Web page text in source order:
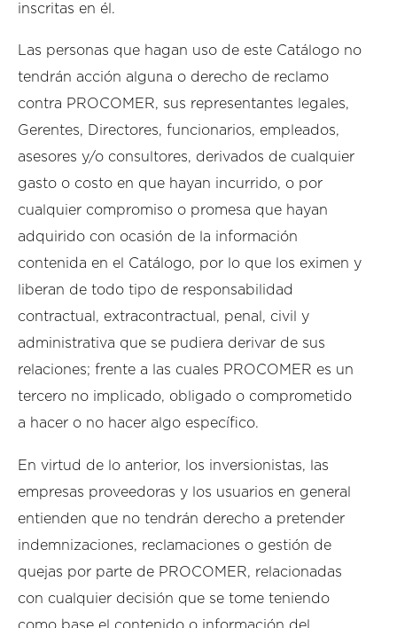
inscritas en él.
Las personas que hagan uso de este Catálogo no
tendrán acción alguna o derecho de reclamo
contra PROCOMER, sus representantes legales,
Gerentes, Directores, funcionarios, empleados,
asesores y/o consultores, derivados de cualquier
gasto o costo en que hayan incurrido, o por
cualquier compromiso o promesa que hayan
adquirido con ocasión de la información
contenida en el Catálogo, por lo que los eximen y
liberan de todo tipo de responsabilidad
contractual, extracontractual, penal, civil y
administrativa que se pudiera derivar de sus
relaciones; frente a las cuales PROCOMER es un
tercero no implicado, obligado o comprometido
a hacer o no hacer algo específico.
En virtud de lo anterior, los inversionistas, las
empresas proveedoras y los usuarios en general
entienden que no tendrán derecho a pretender
indemnizaciones, reclamaciones o gestión de
quejas por parte de PROCOMER, relacionadas
con cualquier decisión que se tome teniendo